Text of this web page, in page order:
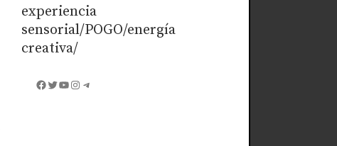
experiencia
sensorial/POGO/energía
creativa/
Facebook
Twitter
YouTube
Instagram
Telegram